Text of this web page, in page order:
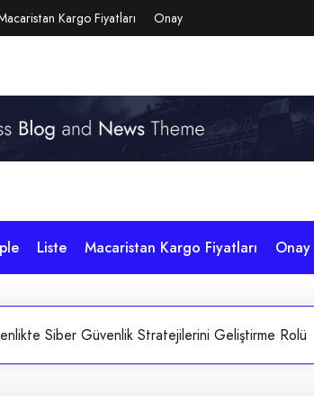
Kargo Fiyatları Onay
Liste Macaristan Kargo Fiyatları Onay
Siber Güvenlik Stratejilerini Geliştirme Rolü